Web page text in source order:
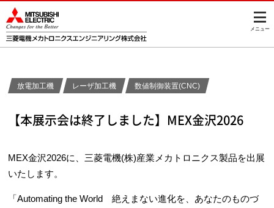
メニュー
放電加工機 レーザ加工機 数値制御装置(CNC)
【本展示会は終了しました】MEX金沢2026
MEX金沢2026に、三菱電機(株)産業メカトロニクス製品を出展
いたします。
「Automating the World 絶えまない進化を、あなたのものづ